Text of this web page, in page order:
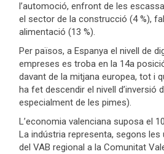
l’automoció, enfront de les
el sector de la construcció (4 %),
alimentació (13 %).
Per països, a Espanya el nivell de
empreses es troba en la 14a
davant de la mitjana europea, tot i
ha fet descendir el nivell d’inversió
especialment de les pimes).
L’economia valenciana suposa el
La indústria representa, segons les
del VAB regional a la Comunitat